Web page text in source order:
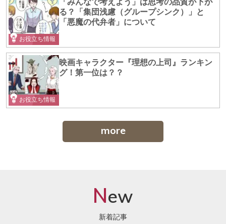
お役立ち情報
る？「集団浅慮（グループシンク）」と
「悪魔の代弁者」について
お役立ち情報
映画キャラクター『理想の上司』ランキン
グ！第一位は？？
more
New
新着記事